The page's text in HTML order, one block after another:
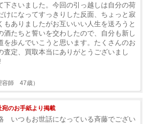
下さいました。今回の引っ越しは自分の荷
けになってすっきりした反面、ちょっと寂
もありましたがお互いいい人生を送ろうと
酒たちと誓いを交わしたので、自分も新し
を歩んでいこうと思います。たくさんのお
査定、買取本当にありがとうございまし
容師 47歳）
宛のお手紙より掲載
いつもお世話になっている斉藤でござい